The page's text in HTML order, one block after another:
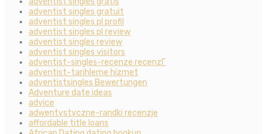
adventist singles gratuit
adventist singles pl profil
adventist singles pl review
adventist singles review
adventist singles visitors
adventist-singles-recenze recenzГ­
adventist-tarihleme hizmet
adventistsingles Bewertungen
Adventure date ideas
advice
adwentystyczne-randki recenzje
affordable title loans